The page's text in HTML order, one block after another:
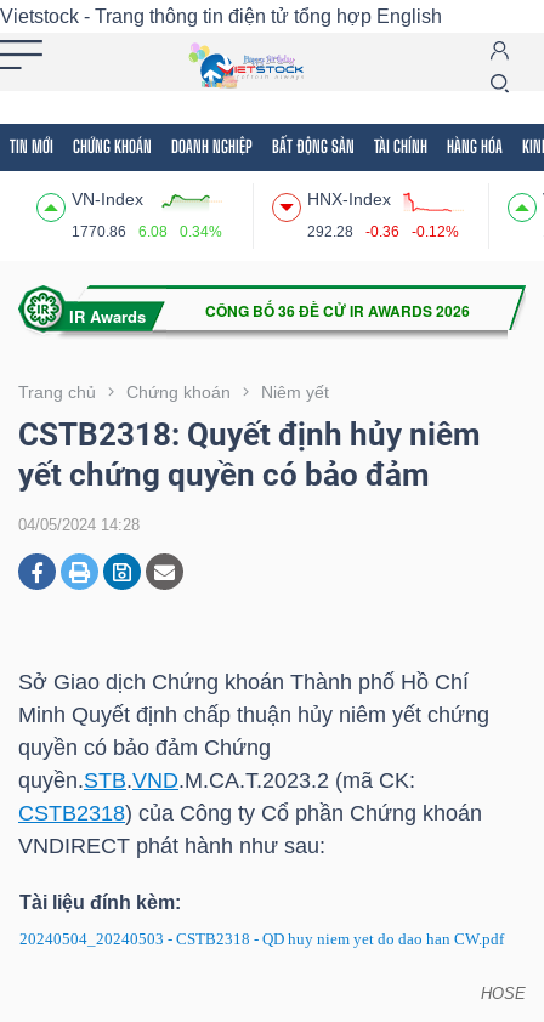
Vietstock - Trang thông tin điện tử tổng hợp English
TIN MỚI CHỨNG KHOÁN DOANH NGHIỆP BẤT ĐỘNG SẢN TÀI CHÍNH HÀNG HÓA
VN-Index
1770.86 6.08 0.34%
HNX-Index
292.28 -0.36 -0.12%
Trang chủ Chứng khoán Niêm yết
CSTB2318: Quyết định hủy niêm
yết chứng quyền có bảo đảm
04/05/2024 14:28
Sở Giao dịch Chứng khoán Thành phố Hồ Chí
Minh Quyết định chấp thuận hủy niêm yết chứng
quyền có bảo đảm Chứng
quyền.STB.VND.M.CA.T.2023.2 (mã CK:
CSTB2318) của Công ty Cổ phần Chứng khoán
VNDIRECT phát hành như sau:
Tài liệu đính kèm:
20240504_20240503 - CSTB2318 - QD huy niem yet do dao han CW.pdf
HOSE
Tất cả Tính năng Ngành Mã chứng khoán
Tính
(-)
VIETSTOCK
CHỨNG
BẤT
ĐỘNG
SẢN